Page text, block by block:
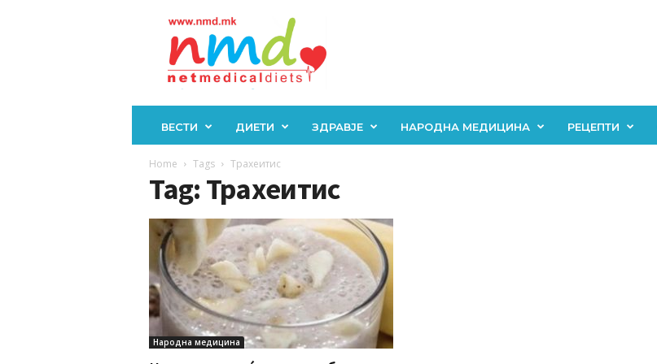
ВЕСТИ ДИЕТИ ЗДРАВЈЕ НАРОДНА МЕДИЦИНА РЕЦЕПТИ
Home Tags Трахеитис
Tag: Трахеитис
Народна медицина